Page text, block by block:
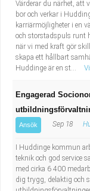
Värderar du närhet, att
bor och verkar i
karriärmöjligheter i en
och storstadspuls runt
när vi med kraft gör
skapa ett hållbart
Huddinge är en st...
Engagerad
Ansök Sep 18
I Huddinge kommun
teknik och god service
med cirka 6 400
dig trygg, delaktig och